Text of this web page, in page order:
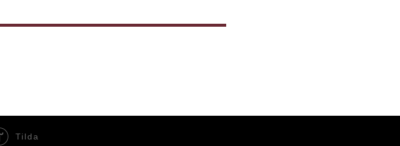
Tilda